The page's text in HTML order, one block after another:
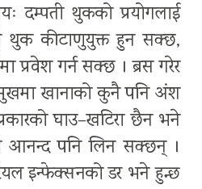
दम्पती थुकको प्रयोगलाई
थुक कीटाणुयुक्त हुन सक्छ,
प्रवेश गर्न सक्छ । ब्रस गरेर
खानाको कुनै पनि अंश
घाउ–खटिरा छैन भने
पनि लिन सक्छन् ।
इन्फेक्सनको डर भने हुन्छ